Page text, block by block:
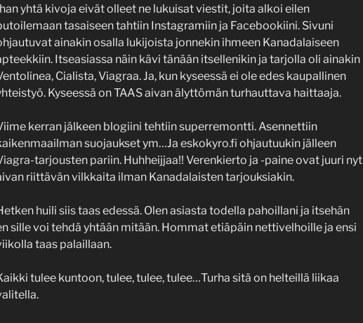
yhtä kivoja eivät olleet ne lukuisat viestit, joita alkoi eilen
tasaiseen tahtiin Instagramiin ja Facebookiini. Sivuni
ainakin osalla lukijoista jonnekin ihmeen Kanadalaiseen
Itseasiassa näin kävi tänään itsellenikin ja tarjolla oli ainakin
Cialista, Viagraa. Ja, kun kyseessä ei ole edes kaupallinen
Kyseessä on TAAS aivan älyttömän turhauttava haittaaja.
kerran jälkeen blogiini tehtiin superremontti. Asennettiin
suojaukset ym…Ja eskokyro.fi ohjautuukin jälleen
tarjousten pariin. Huhheijjaa!! Verenkierto ja -paine ovat juuri nyt
riittävän vilkkaita ilman Kanadalaisten tarjouksiakin.
huili siis taas edessä. Olen asiasta todella pahoillani ja itsehän
sille voi tehdä yhtään mitään. Hommat etiäpäin nettivelhoille ja ensi
taas palaillaan.
tulee kuntoon, tulee, tulee, tulee…Turha sitä on helteillä liikaa